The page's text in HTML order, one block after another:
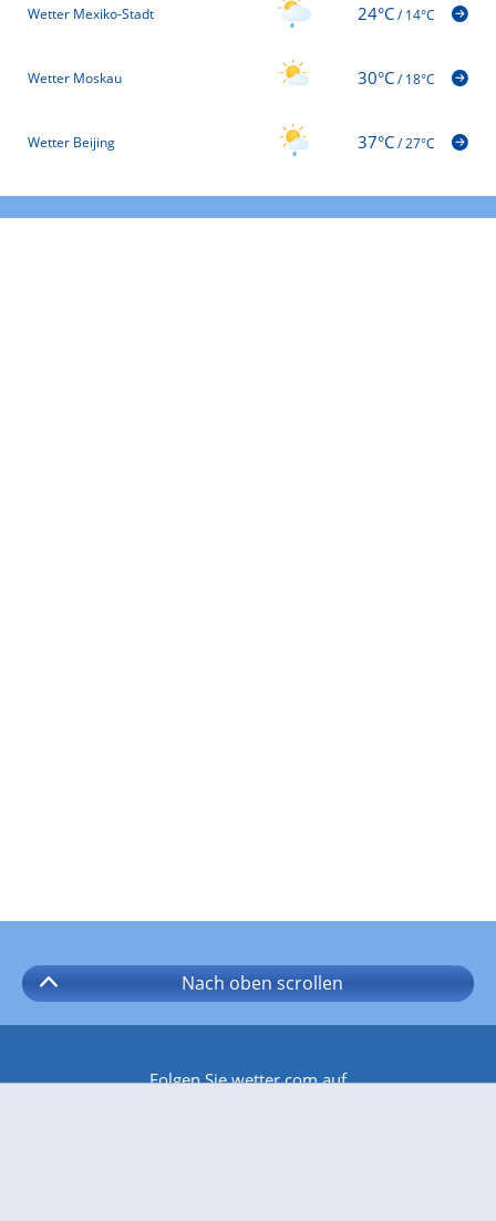
Wetter Mexiko-Stadt 24°C/14°C
Wetter Moskau 30°C/18°C
Wetter Beijing 37°C/27°C
Nach oben scrollen
Folgen Sie wetter.com auf